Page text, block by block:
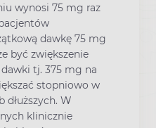
wynosi 75 mg raz
dawkę 75 mg
być zwiększenie
tj. 375 mg na
stopniowo w
W
klinicznie